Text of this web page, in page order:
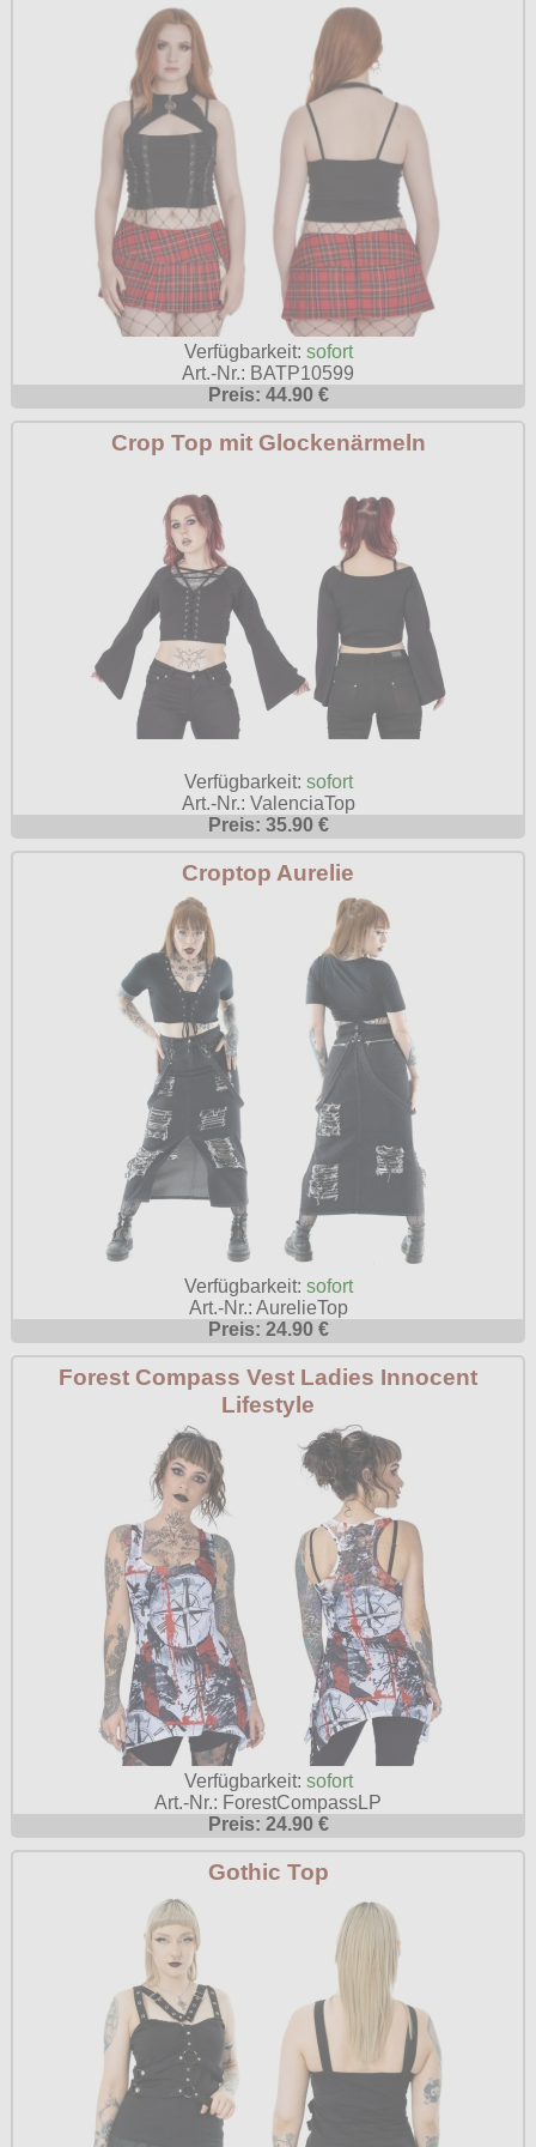
Poizen Industries
Queen of Darkness
Relco
Restyle
Rockabella
Sinister
Spin Doctor
Surplus
Vixxsin
Voodoo Vixen
Warrior Clothing
Gothic Shop
Punkrock
Rockabilly
Mods
Verfügbarkeit: sofort
Art.-Nr.: BATP10599
Preis: 44.90 €
Crop Top mit Glockenärmeln
Verfügbarkeit: sofort
Art.-Nr.: ValenciaTop
Preis: 35.90 €
Croptop Aurelie
Verfügbarkeit: sofort
Art.-Nr.: AurelieTop
Preis: 24.90 €
Forest Compass Vest Ladies Innocent
Lifestyle
Verfügbarkeit: sofort
Art.-Nr.: ForestCompassLP
Preis: 24.90 €
Gothic Top